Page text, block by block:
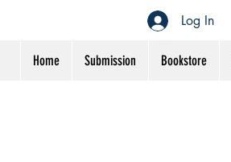
Home Submission Bookstore
Log In